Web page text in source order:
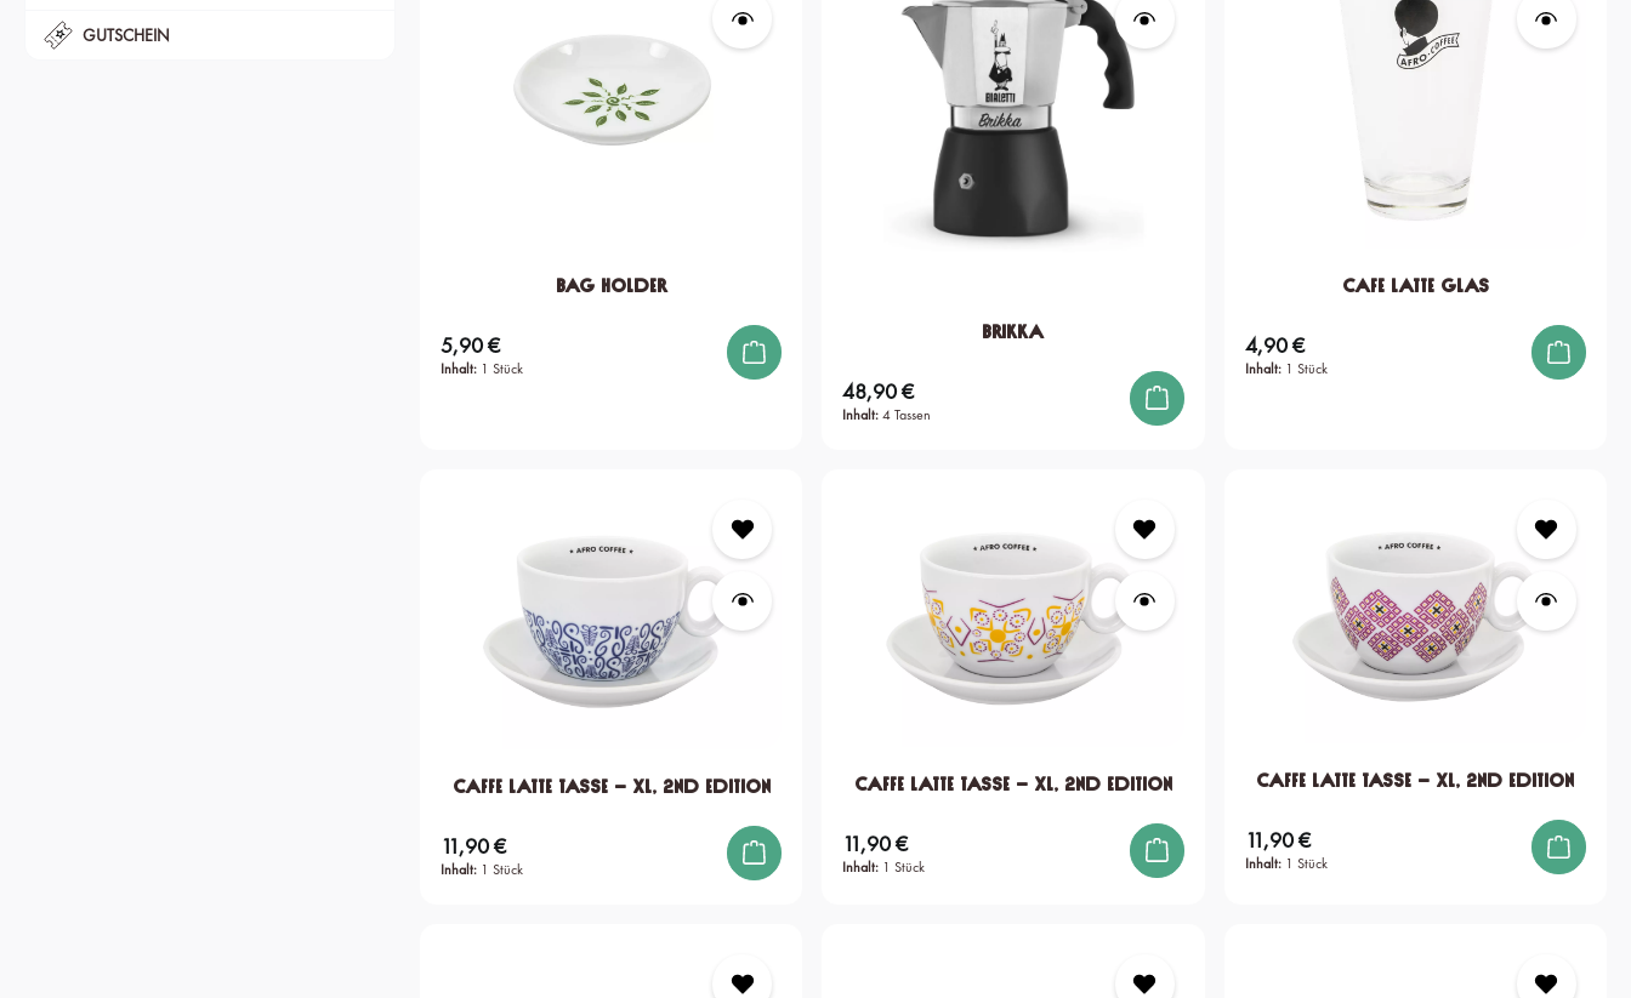
GUTSCHEIN
Bag Holder
Inhalt: 1 Stück
Regulärer Preis:
5,90 €
Brikka
Inhalt:4 Tassen
Regulärer Preis:
48,90 €
Cafe Latte Glas
Inhalt: 1 Stück
Regulärer Preis:
4,90 €
Caffe Latte Tasse – XL, 2nd edition
Inhalt: 1 Stück
Regulärer Preis:
11,90 €
Caffe Latte Tasse – XL, 2nd edition
Inhalt: 1 Stück
Regulärer Preis:
11,90 €
Caffe Latte Tasse – XL, 2nd edition
Inhalt: 1 Stück
Regulärer Preis:
11,90 €